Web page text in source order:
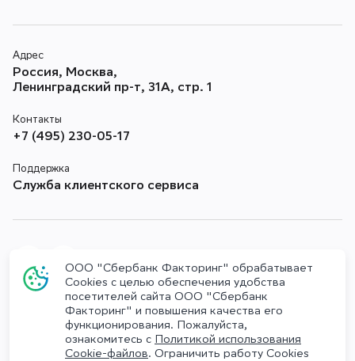
Адрес
Россия, Москва,
Ленинградский пр-т, 31А, стр. 1
Контакты
+7 (495) 230-05-17
Поддержка
Служба клиентского сервиса
Противодействие коррупции
Комплаенс
Политика обработки Персональных данных
ООО "Сбербанк Факторинг" обрабатывает
Cookies с целью обеспечения удобства
посетителей сайта ООО "Сбербанк
Факторинг" и повышения качества его
функционирования. Пожалуйста,
ознакомитесь с Политикой использования
Cookie-файлов. Ограничить работу Cookies